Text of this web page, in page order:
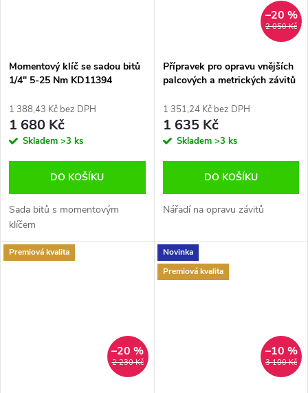
Momentový klíč se sadou bitů
1/4" 5-25 Nm KD11394
1 388,43 Kč bez DPH
1 680 Kč
Skladem >3 ks
DO KOŠÍKU
Sada bitů s momentovým
klíčem
2 050 Kč
–20 %
Přípravek pro opravu vnějších
palcových a metrických závitů
1 351,24 Kč bez DPH
1 635 Kč
Skladem >3 ks
DO KOŠÍKU
Nářadí na opravu závitů
Premiová kvalita
2 230 Kč
–20 %
Novinka
Premiová kvalita
3 100 Kč
–10 %